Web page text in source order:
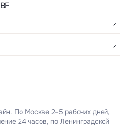
По Москве 2–5 рабочих дней,
24 часов, по Ленинградской